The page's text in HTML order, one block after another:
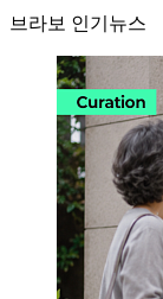
브라보 인기뉴스